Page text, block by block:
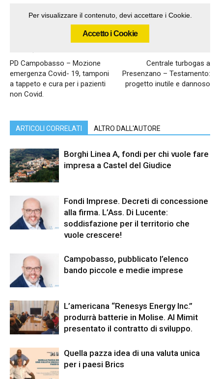
Per visualizzare il contenuto, devi accettare i Cookie.
Accetto i Cookie
PD Campobasso – Mozione
emergenza Covid- 19, tamponi
a tappeto e cura per i pazienti
non Covid.
Centrale turbogas a
Presenzano – Testamento:
progetto inutile e dannoso
ARTICOLI CORRELATI ALTRO DALL'AUTORE
Borghi Linea A, fondi per chi vuole fare
impresa a Castel del Giudice
Fondi Imprese. Decreti di concessione
alla firma. L’Ass. Di Lucente:
soddisfazione per il territorio che
vuole crescere!
Campobasso, pubblicato l’elenco
bando piccole e medie imprese
L’americana “Renesys Energy Inc.”
produrrà batterie in Molise. Al Mimit
presentato il contratto di sviluppo.
Quella pazza idea di una valuta unica
per i paesi Brics